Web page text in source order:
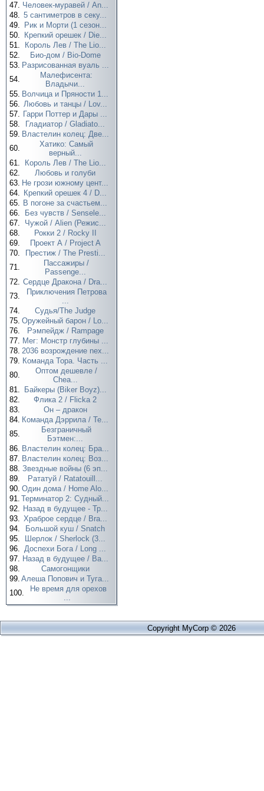
47. Человек-муравей / An...
48. 5 сантиметров в секу...
49.
Рик и Морти (1 сезон...
50.
Крепкий орешек / Die...
51.
Король Лев / The Lio...
52.
Био-дом / Bio-Dome
53. Разрисованная вуаль ...
54.
Малефисента:
Владычи...
55. Волчица и Пряности 1...
56. Любовь и танцы / Lov...
57. Гарри Поттер и Дары ...
58.
Гладиатор / Gladiato...
59. Властелин колец: Две...
60.
Хатико: Самый
верный...
61.
Король Лев / The Lio...
62.
Любовь и голуби
63. Не грози южному цент...
64. Крепкий орешек 4 / D...
65. В погоне за счастьем...
66.
Без чувств / Sensele...
67.
Чужой / Alien (Режис...
68.
Рокки 2 / Rocky II
69.
Проект А / Project A
70.
Престиж / The Presti...
71.
Пассажиры /
Passenge...
72. Сердце Дракона / Dra...
73.
Приключения Петрова
...
74.
Судья/The Judge
75. Оружейный барон / Lo...
76.
Рэмпейдж / Rampage
77. Мег: Монстр глубины ...
78. 2036 возрождение nex...
79. Команда Тора. Часть ...
80.
Оптом дешевле /
Chea...
81.
Байкеры (Biker Boyz)...
82.
Флика 2 / Flicka 2
83.
Он – дракон
84. Команда Дэррила / Te...
85.
Безграничный
Бэтмен:...
86. Властелин колец: Бра...
87. Властелин колец: Воз...
88. Звездные войны (6 эп...
89.
Рататуй / Ratatouill...
90. Один дома / Home Alo...
91. Терминатор 2: Судный...
92. Назад в будущее - Тр...
93. Храброе сердце / Bra...
94.
Большой куш / Snatch
95.
Шерлок / Sherlock (3...
96. Доспехи Бога / Long ...
97. Назад в будущее / Ba...
98.
Самогонщики
99. Алеша Попович и Туга...
100.
Не время для орехов
...
Copyright MyCorp © 2026